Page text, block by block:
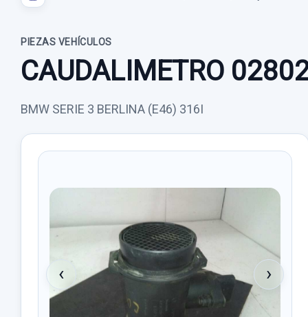
PIEZAS VEHÍCULOS
CAUDALIMETRO
BMW SERIE 3 BERLINA (E46) 316I
‹ ›